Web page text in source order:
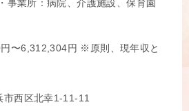
事業所：病院、介護施設、保育園
〜6,312,304円 ※原則、現年収と
市西区北幸1-11-11